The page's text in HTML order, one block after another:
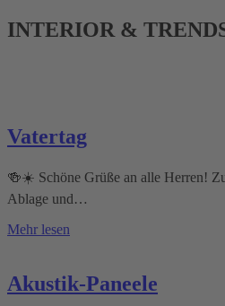
INTERIOR &
Vatertag
🍻☀️ Schöne Grüße an alle Herren!
Ablage und…
Mehr lesen
Akustik-Paneele